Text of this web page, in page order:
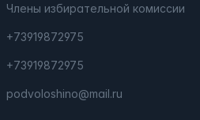
Члены избирательной комиссии
+73919872975
+73919872975
podvoloshino@mail.ru